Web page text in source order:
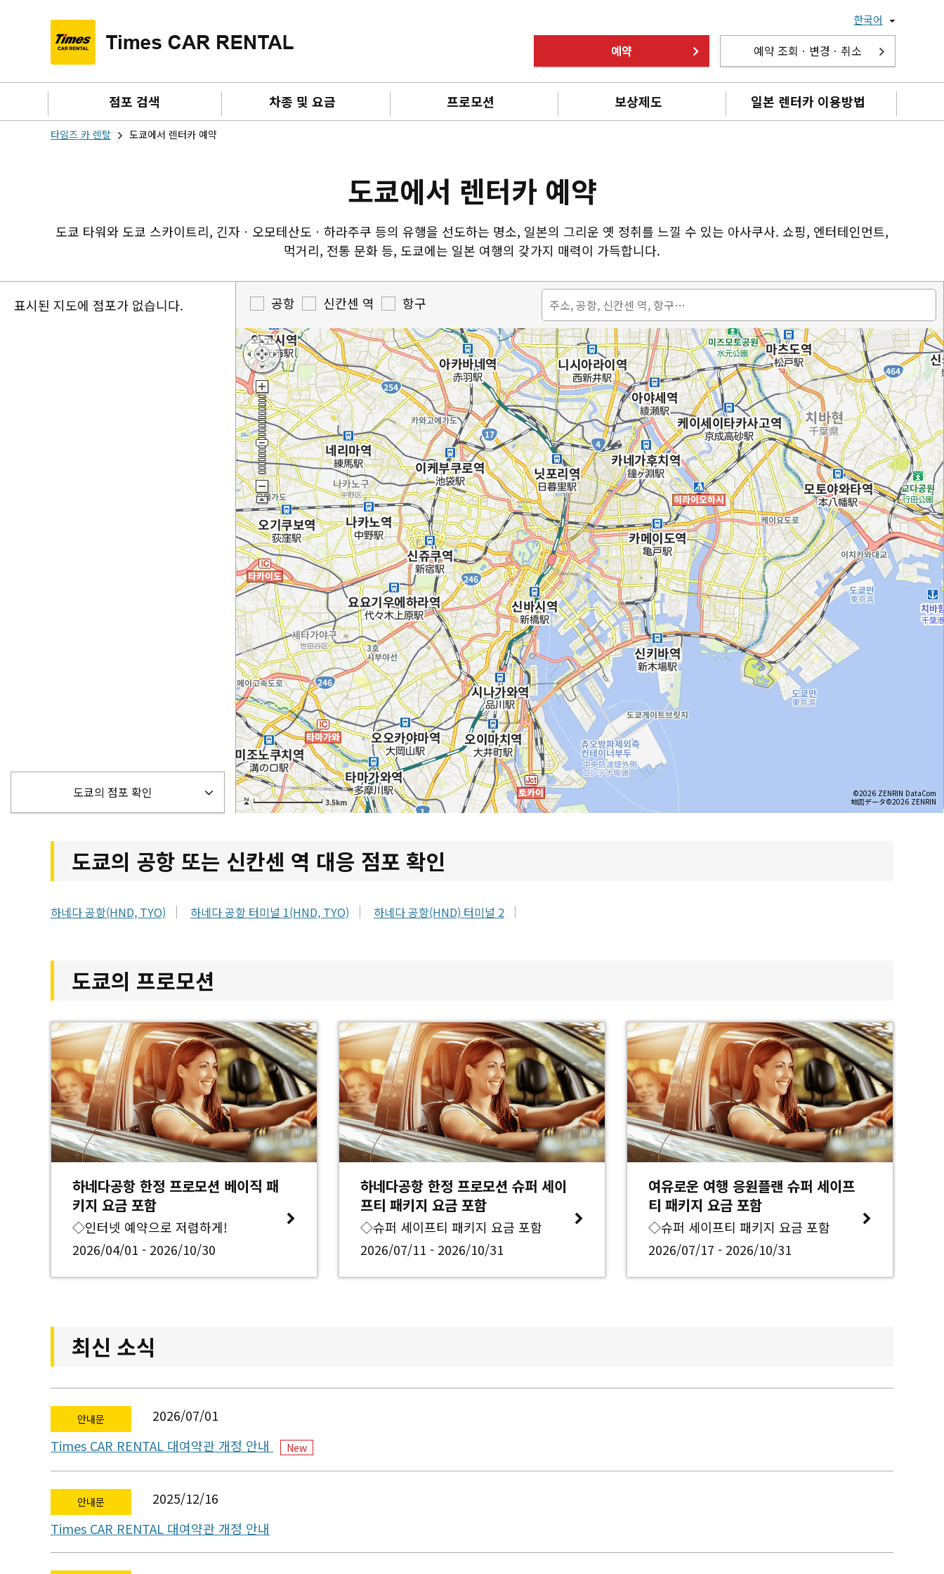
한국어
예약 예약 조회ㆍ변경ㆍ취소
점포 검색 차종 및 요금 프로모션 보상제도 일본 렌터카 이용방법
타임즈 카 렌탈 도쿄에서 렌터카 예약
도쿄에서 렌터카 예약
도쿄 타워와 도쿄 스카이트리, 긴자ㆍ오모테산도ㆍ하라주쿠 등의 유행을 선도하는 명소, 일본의 그리운 옛 정취를 느낄 수 있는 아사쿠사. 쇼핑, 엔터테인먼트,
먹거리, 전통 문화 등, 도쿄에는 일본 여행의 갖가지 매력이 가득합니다.
표시된 지도에 점포가 없습니다.
도쿄의 점포 확인
공항 신칸센 역 항구
3.5km
©2026 ZENRIN DataCom
地図データ©2026 ZENRIN
도쿄의 공항 또는 신칸센 역 대응 점포 확인
하네다 공항(HND, TYO) 하네다 공항 터미널 1(HND, TYO) 하네다 공항(HND) 터미널 2
도쿄의 프로모션
하네다공항 한정 프로모션 베이직 패
키지 요금 포함
◇인터넷 예약으로 저렴하게!
2026/04/01 - 2026/10/30
하네다공항 한정 프로모션 슈퍼 세이
프티 패키지 요금 포함
◇슈퍼 세이프티 패키지 요금 포함
2026/07/11 - 2026/10/31
여유로운 여행 응원플랜 슈퍼 세이프
티 패키지 요금 포함
◇슈퍼 세이프티 패키지 요금 포함
2026/07/17 - 2026/10/31
최신 소식
안내문
2026/07/01
Times CAR RENTAL 대여약관 개정 안내
New
안내문
2025/12/16
Times CAR RENTAL 대여약관 개정 안내